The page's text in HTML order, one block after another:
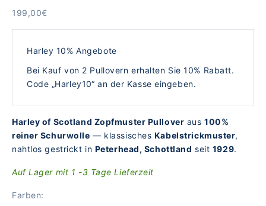
Angebot
199,00€
Harley 10% Angebote
Bei Kauf von 2 Pullovern erhalten Sie 10% Rabatt.
Code „Harley10“ an der Kasse eingeben.
Harley of Scotland Zopfmuster Pullover aus100%
reiner Schurwolle — klassisches Kabelstrickmuster,
nahtlos gestrickt in Peterhead, Schottland seit 1929.
Auf Lager mit 1 -3 Tage Lieferzeit
Farben: